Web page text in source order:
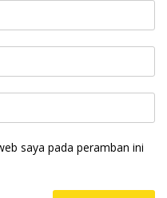
saya pada peramban ini